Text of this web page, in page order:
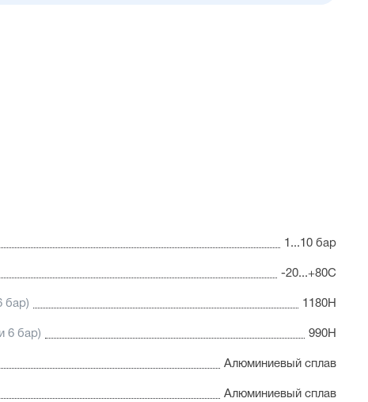
которому пневмоцилиндр имеет высокую
1...10 бар
-20...+80С
бар) 1180Н
6 бар) 990Н
Алюминиевый сплав
Алюминиевый сплав